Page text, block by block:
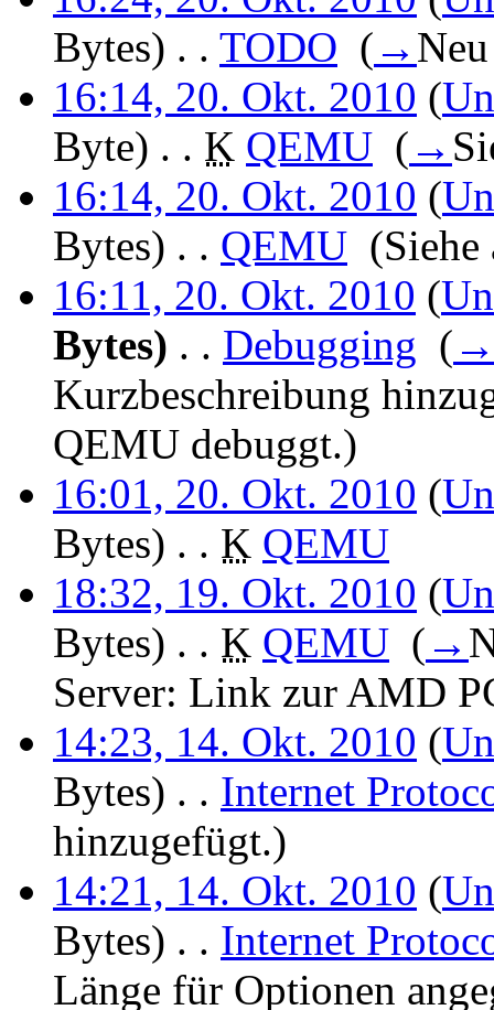
Bytes) . . TODO ( →
16:14, 20. Okt. 2010 (
Byte) . . K QEMU ( →
16:14, 20. Okt. 2010 (
Bytes) . . QEMU
16:11, 20. Okt. 2010 (
Bytes) . . Debugging (
Kurzbeschreibung
QEMU debuggt.)
16:01, 20. Okt. 2010 (
Bytes) . . K QEMU
18:32, 19. Okt. 2010 (
Bytes) . . K QEMU ( →
Server: Link zur AMD
14:23, 14. Okt. 2010 (
Bytes) . . Internet
hinzugefügt.)
14:21, 14. Okt. 2010 (
Bytes) . . Internet
Länge für Optionen